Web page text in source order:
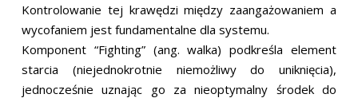
Kontrolowanie tej krawędzi między zaangażowaniem a
wycofaniem jest fundamentalne dla systemu.
Komponent “Fighting” (ang. walka) podkreśla element
starcia (niejednokrotnie niemożliwy do uniknięcia),
jednocześnie uznając go za nieoptymalny środek do